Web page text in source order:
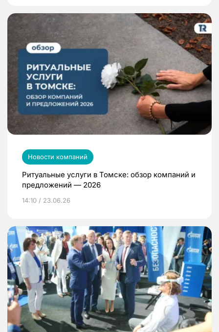
Новости компаний
Ритуальные услуги в Томске: обзор компаний и
предложений — 2026
14:10 / 23.06.26